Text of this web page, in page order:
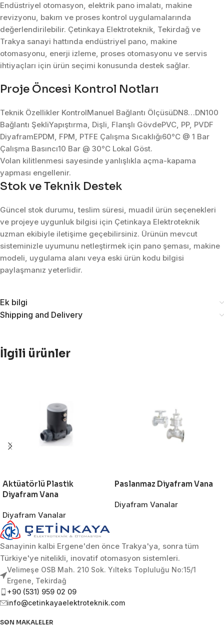
Endüstriyel otomasyon, elektrik pano imalatı, makine
revizyonu, bakım ve proses kontrol uygulamalarında
değerlendirilebilir. Çetinkaya Elektroteknik, Tekirdağ ve
Trakya sanayi hattında endüstriyel pano, makine
otomasyonu, enerji izleme, proses otomasyonu ve servis
ihtiyaçları için ürün seçimi konusunda destek sağlar.
Proje Öncesi Kontrol Notları
Teknik Özellikler KontrolManuel Bağlantı ÖlçüsüDN8…DN100
Bağlantı ŞekliYapıştırma, Dişli, Flanşlı GövdePVC, PP, PVDF
DiyaframEPDM, FPM, PTFE Çalışma Sıcaklığı60°C @ 1 Bar
Çalışma Basıncı10 Bar @ 30°C Lokal Göst.
Volan kilitlenmesi sayesinde yanlışlıkla açma-kapama
yapması engellenir.
Stok ve Teknik Destek
Güncel stok durumu, teslim süresi, muadil ürün seçenekleri
ve projeye uygunluk bilgisi için Çetinkaya Elektroteknik
uzman ekibiyle iletişime geçebilirsiniz. Ürünün mevcut
sisteminizle uyumunu netleştirmek için pano şeması, makine
modeli, uygulama alanı veya eski ürün kodu bilgisi
paylaşmanız yeterlidir.
Ek bilgi
Shipping and Delivery
İlgili ürünler
Aktüatörlü Plastik
Diyafram Vana
Diyafram Vanalar
Paslanmaz Diyafram Vana
Diyafram Vanalar
Sanayinin kalbi Ergene'den önce Trakya'ya, sonra tüm
Türkiye'ye nitelikli, inovatif otomasyon sistemleri.
Velimeşe OSB Mah. 210 Sok. Yılteks Topluluğu No:15/1
Ergene, Tekirdağ
+90 (531) 959 02 09
info@cetinkayaelektroteknik.com
SON MAKALELER